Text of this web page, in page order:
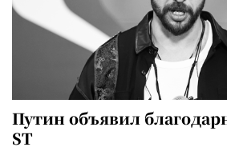
Путин объявил
ST